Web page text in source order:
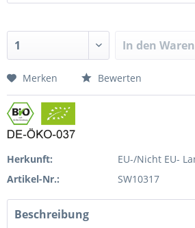
In den
Merken Bewerten
Herkunft:
EU-/Nicht EU-
Artikel-Nr.:
SW10317
Beschreibung